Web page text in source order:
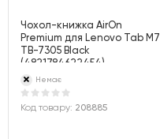
Чохол-книжка AirOn
Premium для Lenovo Tab M7
TB-7305 Black
(4821784622454)
Немає
Код товару: 208885